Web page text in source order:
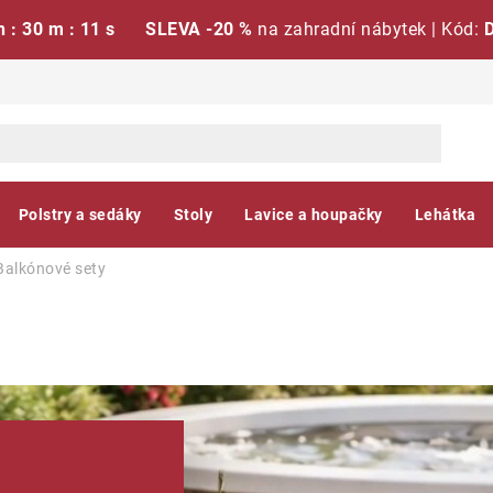
: 30 m : 10 s SLEVA -20 % na zahradní nábytek | Kód:
Polstry a sedáky Stoly Lavice a houpačky Lehátka
sety